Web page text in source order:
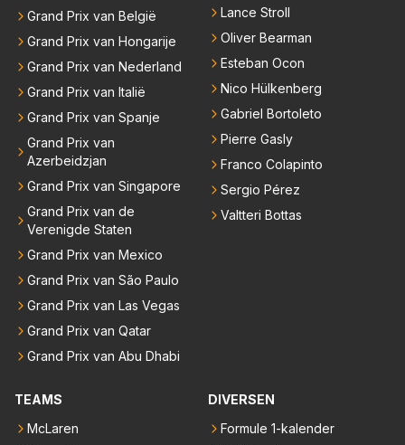
Grand Prix van België
Grand Prix van Hongarije
Grand Prix van Nederland
Grand Prix van Italië
Grand Prix van Spanje
Grand Prix van
Azerbeidzjan
Grand Prix van Singapore
Grand Prix van de
Verenigde Staten
Grand Prix van Mexico
Grand Prix van São Paulo
Grand Prix van Las Vegas
Grand Prix van Qatar
Grand Prix van Abu Dhabi
Lance Stroll
Oliver Bearman
Esteban Ocon
Nico Hülkenberg
Gabriel Bortoleto
Pierre Gasly
Franco Colapinto
Sergio Pérez
Valtteri Bottas
TEAMS
McLaren
DIVERSEN
Formule 1-kalender